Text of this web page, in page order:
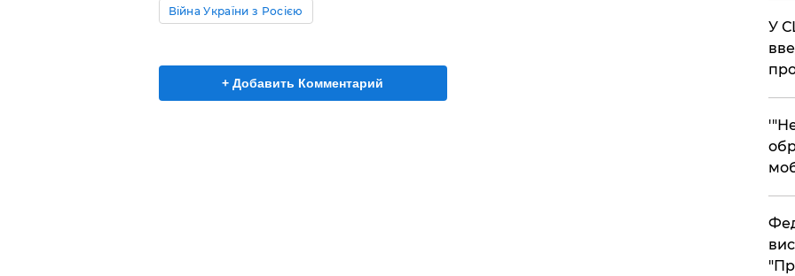
Війна України з Росією
+ Добавить Комментарий
​У